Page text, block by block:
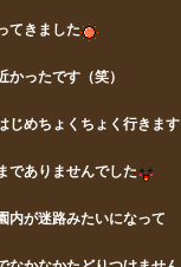
てきました
ったです（笑）
じめちょくちょく行きます
でありませんでした
内が迷路みたいになって